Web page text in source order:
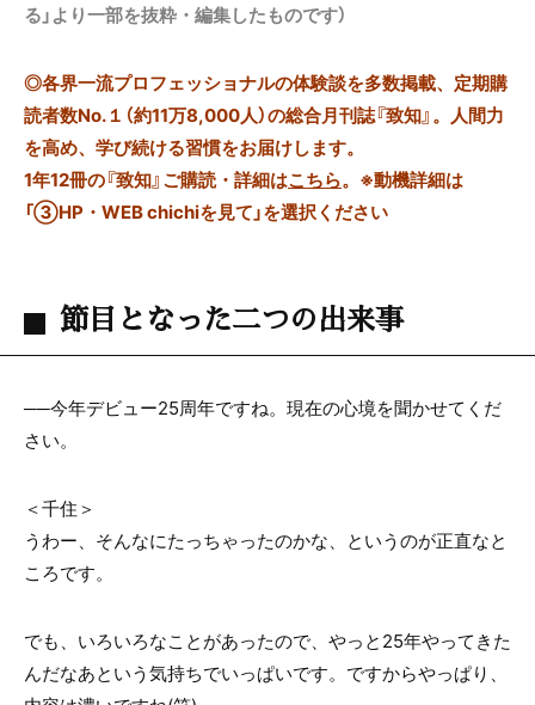
る」より一部を抜粋・編集したものです）
◎各界一流プロフェッショナルの体験談を多数掲載、定期購
読者数No.１（約11万8,000人）の総合月刊誌『致知』。人間力
を高め、学び続ける習慣をお届けします。
1年12冊の『致知』ご購読・詳細はこちら。 ※動機詳細は
「③HP・WEB chichiを見て」を選択ください
節目となった二つの出来事
──今年デビュー25周年ですね。現在の心境を聞かせてくだ
さい。
＜千住＞
うわー、そんなにたっちゃったのかな、というのが正直なと
ころです。
でも、いろいろなことがあったので、やっと25年やってきた
んだなあという気持ちでいっぱいです。ですからやっぱり、